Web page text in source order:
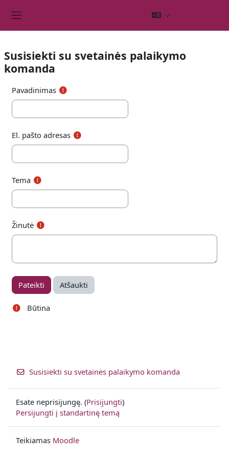
Susisiekti su svetainės palaikymo
komanda
Pavadinimas
El. pašto adresas
Tema
Žinutė
Būtina
Susisiekti su svetainės palaikymo komanda
Esate neprisijungę. (Prisijungti)
Persijungti į standartinę temą
Teikiamas Moodle